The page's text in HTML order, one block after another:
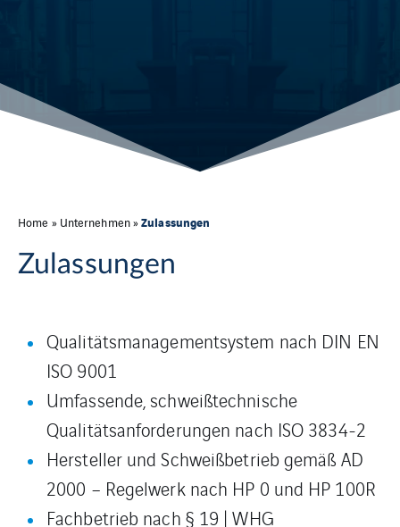
Home » Unternehmen»Zulassungen
Zulassungen
Qualitätsmanagementsystem nach DIN EN
ISO 9001
Umfassende, schweißtechnische
Qualitätsanforderungen nach ISO 3834-2
Hersteller und Schweißbetrieb gemäß AD
2000 – Regelwerk nach HP 0 und HP 100R
Fachbetrieb nach § 19 | WHG